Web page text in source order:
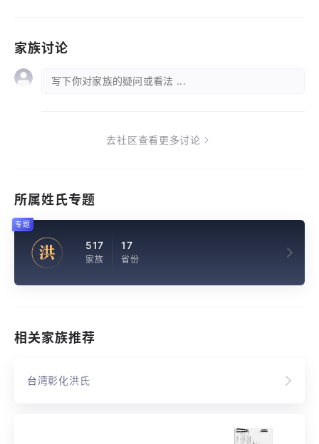
家族讨论
写下你对家族的疑问或看法 ...
去社区查看更多讨论
所属姓氏专题
洪 517
家族
17
省份
专题
相关家族推荐
台湾彰化洪氏